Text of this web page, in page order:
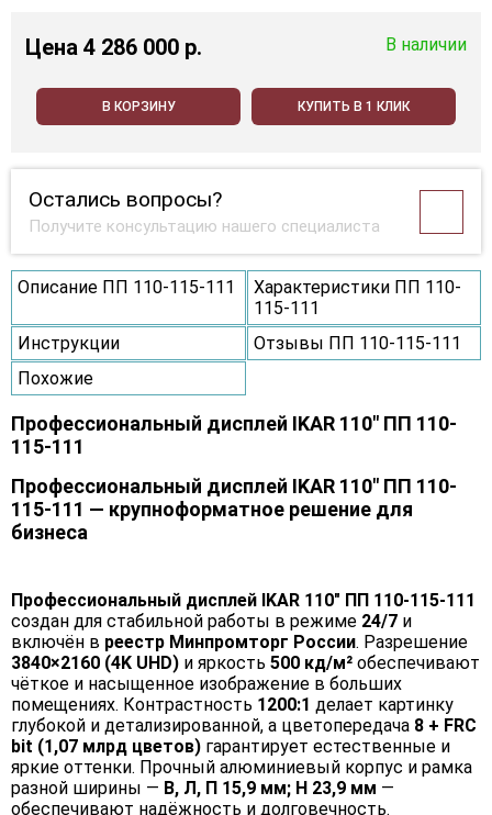
Цена 4 286 000 p. В наличии
В КОРЗИНУ КУПИТЬ В 1 КЛИК
Остались вопросы?
Получите консультацию нашего специалиста
Описание ПП 110-115-111
Характеристики ПП 110-
115-111
Инструкции
Отзывы ПП 110-115-111
Похожие
Профессиональный дисплей IKAR 110" ПП 110-
115-111
Профессиональный дисплей IKAR 110" ПП 110-
115-111 — крупноформатное решение для
бизнеса
Профессиональный дисплей IKAR 110" ПП 110-115-111
создан для стабильной работы в режиме 24/7 и
включён в реестр Минпромторг России. Разрешение
3840×2160 (4K UHD) и яркость 500 кд/м² обеспечивают
чёткое и насыщенное изображение в больших
помещениях. Контрастность 1200:1 делает картинку
глубокой и детализированной, а цветопередача 8 + FRC
bit (1,07 млрд цветов) гарантирует естественные и
яркие оттенки. Прочный алюминиевый корпус и рамка
разной ширины — В, Л, П 15,9 мм; Н 23,9 мм —
обеспечивают надёжность и долговечность.